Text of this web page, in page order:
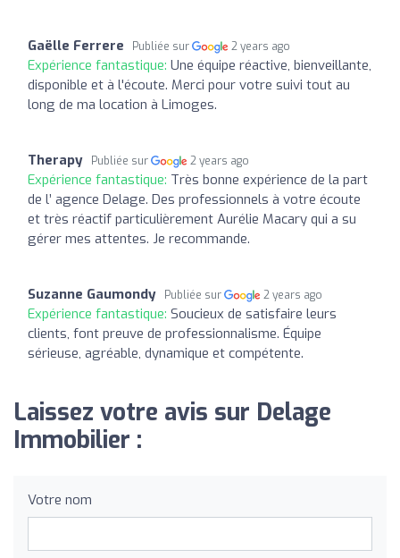
Gaëlle Ferrere Publiée sur 2 years ago
Expérience fantastique: Une équipe réactive, bienveillante,
disponible et à l'écoute. Merci pour votre suivi tout au
long de ma location à Limoges.
Therapy Publiée sur 2 years ago
Expérience fantastique: Très bonne expérience de la part
de l’ agence Delage. Des professionnels à votre écoute
et très réactif particulièrement Aurélie Macary qui a su
gérer mes attentes. Je recommande.
Suzanne Gaumondy Publiée sur 2 years ago
Expérience fantastique: Soucieux de satisfaire leurs
clients, font preuve de professionnalisme. Équipe
sérieuse, agréable, dynamique et compétente.
Laissez votre avis sur Delage
Immobilier :
Votre nom